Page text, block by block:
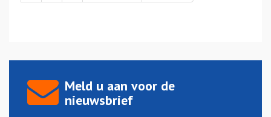
Meld u aan voor de
nieuwsbrief